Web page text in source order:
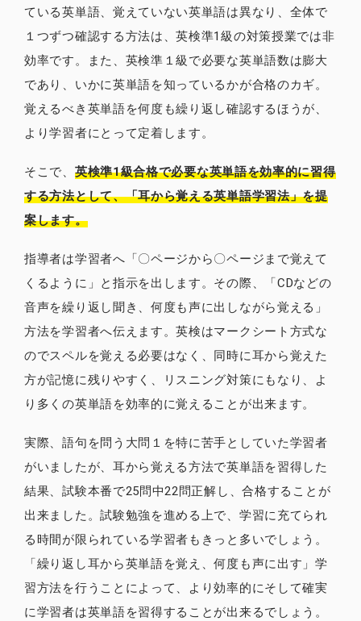
ている英単語、覚えていない英単語は異なり、全体で
１つずつ確認する方法は、英検準1級の対策授業では非
効率です。また、英検準１級で必要な英単語数は膨大
であり、いかに英単語を知っているかが合格のカギ。
覚えるべき英単語を何度も繰り返し確認するほうが、
より学習者にとって定着します。
そこで、 英検準1級合格で必要な英単語を効率的に習得
する方法として、「耳から覚える英単語学習法」を提
案します。
指導者は学習者へ「〇ページから〇ページまで覚えて
くるように」と指示を出します。その際、「CDなどの
音声を繰り返し聞き、何度も声に出しながら覚える」
方法を学習者へ伝えます。英検はマークシート方式な
のでスペルを覚える必要はなく、同時に耳から覚えた
方が記憶に残りやすく、リスニング対策にもなり、よ
り多くの英単語を効率的に覚えることが出来ます。
実際、語句を問う大問１を特に苦手としていた学習者
がいましたが、耳から覚える方法で英単語を習得した
結果、試験本番で25問中22問正解し、合格することが
出来ました。試験勉強を進める上で、学習に充てられ
る時間が限られている学習者もきっと多いでしょう。
「繰り返し耳から英単語を覚え、何度も声に出す」学
習方法を行うことによって、より効率的にそして確実
に学習者は英単語を習得することが出来るでしょう。